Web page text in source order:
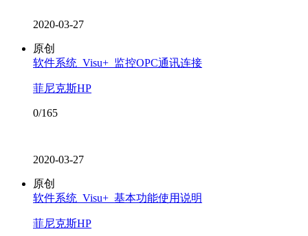
2020-03-27
原创
软件系统_Visu+_监控OPC通讯连接
菲尼克斯HP
0/165
2020-03-27
原创
软件系统_Visu+_基本功能使用说明
菲尼克斯HP